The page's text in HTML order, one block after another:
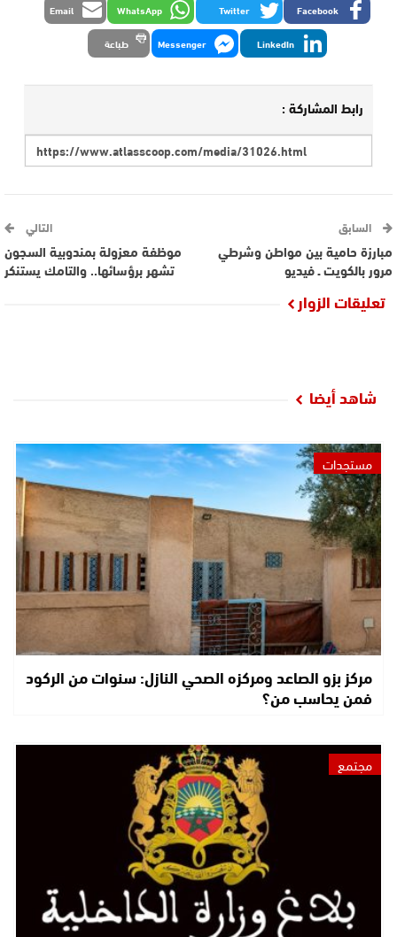
Facebook
Twitter
WhatsApp
Email
LinkedIn
Messenger طباعة
رابط المشاركة :
السابق
مبارزة حامية بين مواطن وشرطي
مرور بالكويت ـ فيديو
التالي
موظفة معزولة بمندوبية السجون
تشهر برؤسائها.. والتامك يستنكر
تعليقات الزوار
شاهد أيضا
مستجدات
مركز بزو الصاعد ومركزه الصحي النازل: سنوات من الركود
فمن يحاسب من؟
مجتمع